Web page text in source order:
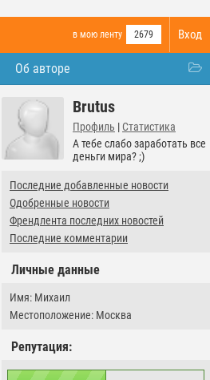
Вход
в мою ленту 2679
Об авторе
Brutus
Профиль | Статистика
А тебе слабо заработать все
деньги мира? ;)
Последние добавленные новости
Одобренные новости
Френдлента последних новостей
Последние комментарии
Личные данные
Имя: Михаил
Местоположение: Москва
Репутация: